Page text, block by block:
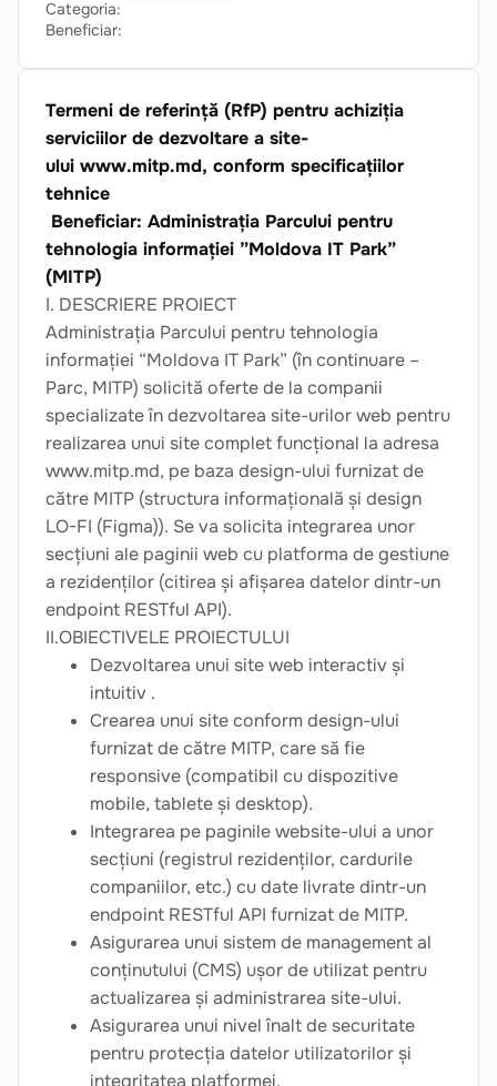
Categoria:
Beneficiar:
Termeni de referință (RfP) pentru achiziția
serviciilor de dezvoltare a site-
ului www.mitp.md, conform specificațiilor
tehnice
Beneficiar: Administrația Parcului pentru
tehnologia informației ”Moldova IT Park”
(MITP)
I. DESCRIERE PROIECT
Administrația Parcului pentru tehnologia
informației “Moldova IT Park” (în continuare –
Parc, MITP) solicită oferte de la companii
specializate în dezvoltarea site-urilor web pentru
realizarea unui site complet funcțional la adresa
www.mitp.md, pe baza design-ului furnizat de
către MITP (structura informațională și design
LO-FI (Figma)). Se va solicita integrarea unor
secțiuni ale paginii web cu platforma de gestiune
a rezidenților (citirea și afișarea datelor dintr-un
endpoint RESTful API).
II.OBIECTIVELE PROIECTULUI
Dezvoltarea unui site web interactiv și
intuitiv .
Crearea unui site conform design-ului
furnizat de către MITP, care să fie
responsive (compatibil cu dispozitive
mobile, tablete și desktop).
Integrarea pe paginile website-ului a unor
secțiuni (registrul rezidenților, cardurile
companiilor, etc.) cu date livrate dintr-un
endpoint RESTful API furnizat de MITP.
Asigurarea unui sistem de management al
conținutului (CMS) ușor de utilizat pentru
actualizarea și administrarea site-ului.
Asigurarea unui nivel înalt de securitate
pentru protecția datelor utilizatorilor și
integritatea platformei.